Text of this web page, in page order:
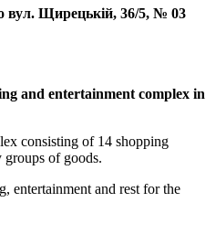
вул. Щирецькій, 36/5, № 03
and entertainment complex in
consisting of 14 shopping
groups of goods.
entertainment and rest for the